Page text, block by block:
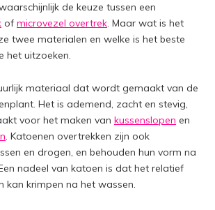
de keuze tussen een
of microvezel overtrek. Maar wat is het
twee materialen en welke is het beste
het uitzoeken.
materiaal dat wordt gemaakt van de
Het is ademend, zacht en stevig,
voor het maken van kussenslopen en
. Katoenen overtrekken zijn ook
en drogen, en behouden hun vorm na
nadeel van katoen is dat het relatief
kan krimpen na het wassen.